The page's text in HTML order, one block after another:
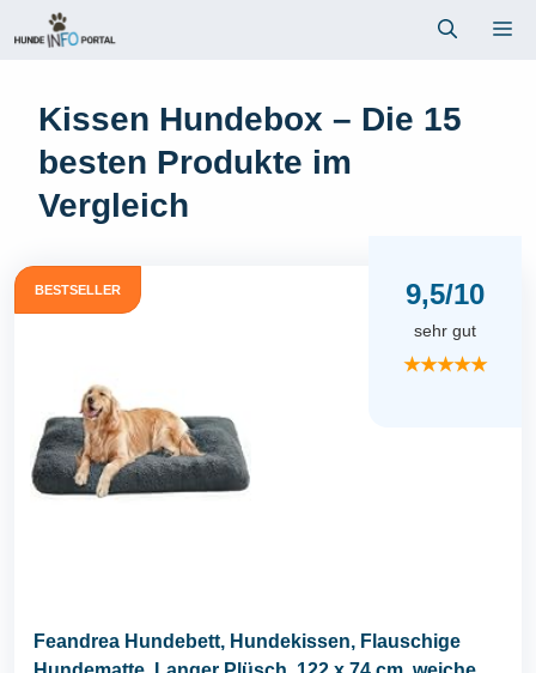
Inhalt
Kissen Hundebox – Die 15
besten Produkte im
Vergleich
BESTSELLER 9,5/10
sehr gut
★★★★★
Feandrea Hundebett, Hundekissen, Flauschige